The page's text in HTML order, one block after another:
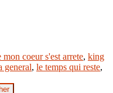
mon coeur s'est arrete, king
general, le temps qui reste,